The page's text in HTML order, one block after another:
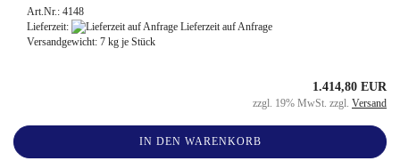
Art.Nr.: 4148
Lieferzeit:
Lieferzeit auf Anfrage
Versandgewicht: 7 kg je Stück
1.414,80 EUR
zzgl. 19% MwSt. zzgl. Versand
IN DEN WARENKORB